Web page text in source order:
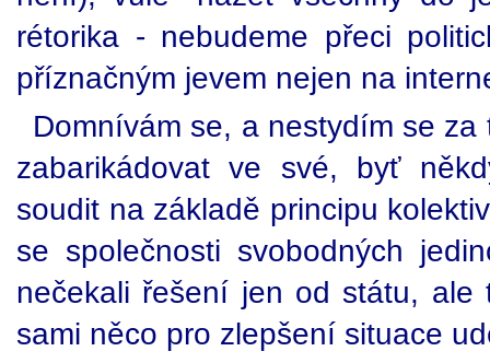
rétorika - nebudeme přeci
příznačným jevem nejen na
Domnívám se, a nestydím se
zabarikádovat ve své, byť
soudit na základě principu
se společnosti svobodných
nečekali řešení jen od státu, ale
sami něco pro zlepšení situace